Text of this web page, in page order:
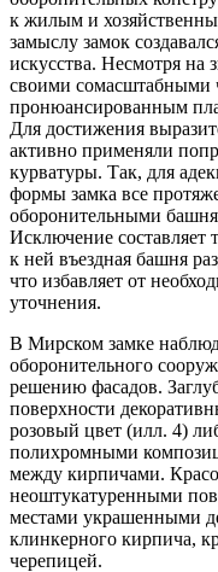
к жилым и
замыслу замок
искусства. Несмотря на
своими сомасштабными
пронюансированным
Для достижения
активно применяли
курватуры. Так, для
формы замка все
оборонительными
Исключение составляет
к ней въездная башня
что избавляет от
уточнения.
В Мирском замке
оборонительного
решению фасадов.
поверхности
розовый цвет (илл. 4)
полихромными
между кирпичами.
неоштукатуренными
местами украшенными
клинкерного кирпича,
черепицей.